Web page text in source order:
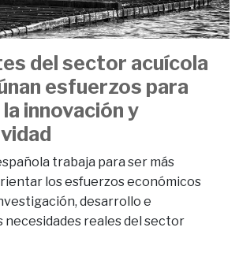
del sector acuícola
esfuerzos para
innovación y
trabaja para ser más
los esfuerzos económicos
desarrollo e
necesidades reales del sector